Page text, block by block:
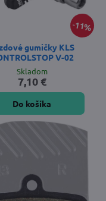
11%
gumičky KLS
V-02
Skladom
7,10 €
Do košíka